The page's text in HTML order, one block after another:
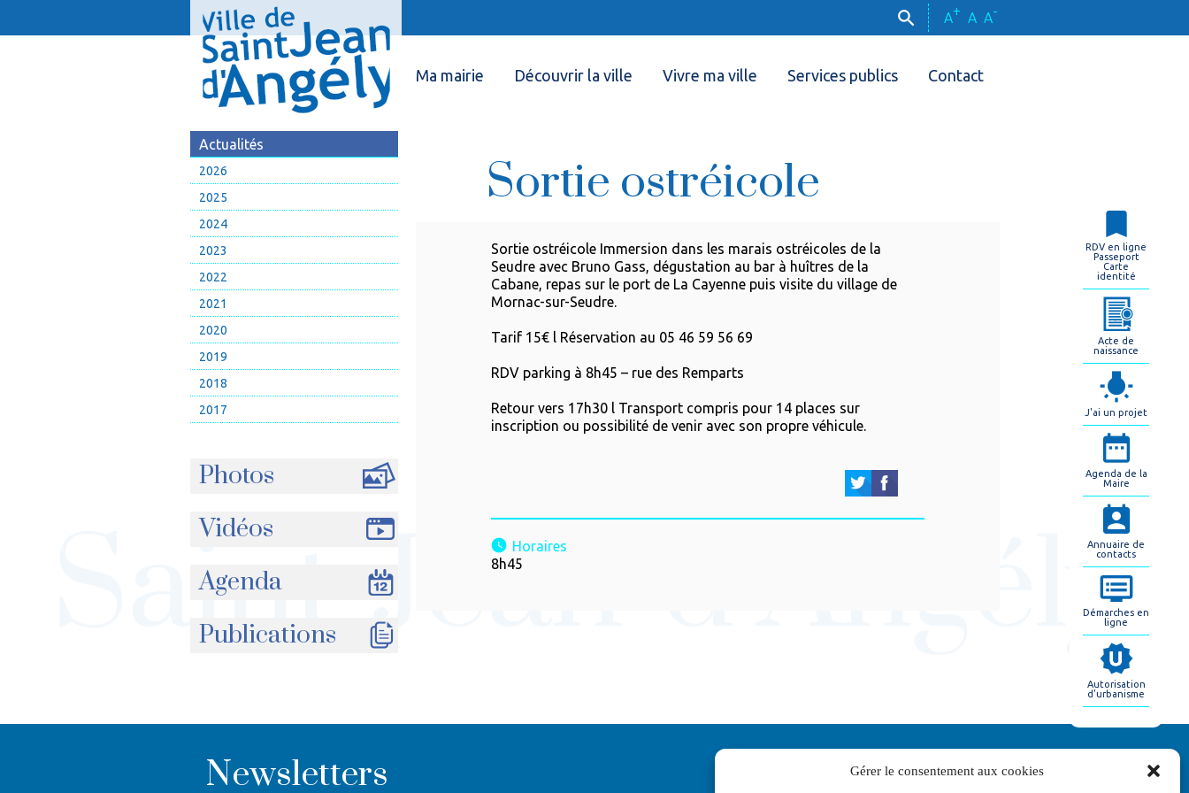
Gérer le consentement aux cookies
A+ A A-
Ma mairie Découvrir la ville Vivre ma ville Services publics Contact
Actualités
2026
2025
2024
2023
2022
2021
2020
2019
2018
2017
Photos
Vidéos
Agenda
Publications
Sortie ostréicole
Sortie ostréicole Immersion dans les marais ostréicoles de la
Seudre avec Bruno Gass, dégustation au bar à huîtres de la
Cabane, repas sur le port de La Cayenne puis visite du village de
Mornac-sur-Seudre.
Tarif 15€ l Réservation au 05 46 59 56 69
RDV parking à 8h45 – rue des Remparts
Retour vers 17h30 l Transport compris pour 14 places sur
inscription ou possibilité de venir avec son propre véhicule.
Horaires
8h45
Newsletters
RDV en ligne
Passeport
Carte
identité
Acte de
naissance
J'ai un projet
Agenda de la
Maire
Annuaire de
contacts
Démarches en
ligne
Autorisation
d'urbanisme